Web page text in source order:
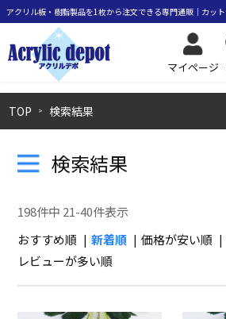
マイページ
TOP 検索結果
検索結果
おすすめ順 新着順 価格が安い順
レビューが多い順
198件中 21-40件表示